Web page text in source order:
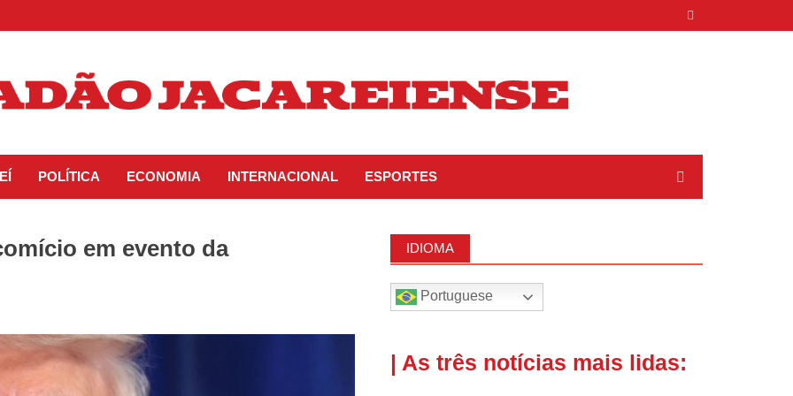
POLÍTICA ECONOMIA INTERNACIONAL ESPORTES
em evento da
IDIOMA
Portuguese
| As três notícias mais lidas: